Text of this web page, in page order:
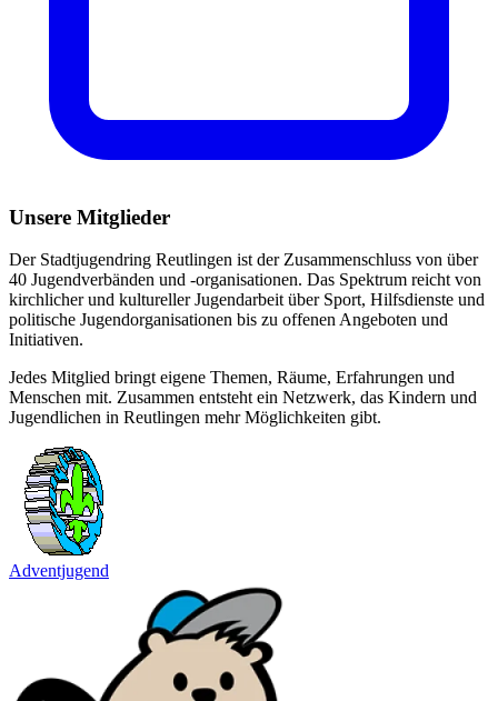
Unsere Mitglieder
Der Stadtjugendring Reutlingen ist der Zusammenschluss von über
40 Jugendverbänden und -organisationen. Das Spektrum reicht von
kirchlicher und kultureller Jugendarbeit über Sport, Hilfsdienste und
politische Jugendorganisationen bis zu offenen Angeboten und
Initiativen.
Jedes Mitglied bringt eigene Themen, Räume, Erfahrungen und
Menschen mit. Zusammen entsteht ein Netzwerk, das Kindern und
Jugendlichen in Reutlingen mehr Möglichkeiten gibt.
Adventjugend